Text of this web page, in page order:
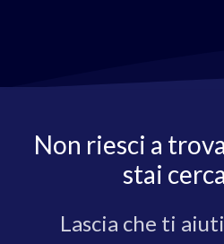
Non riesci a
stai
Lascia che ti